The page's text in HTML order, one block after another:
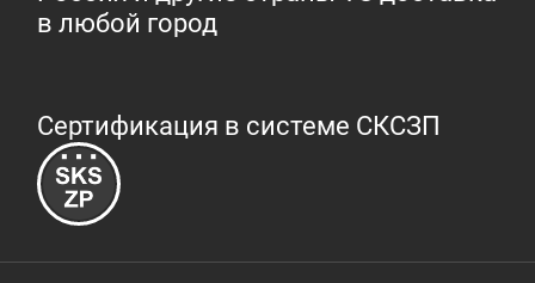
в любой город
Сертификация в системе СКСЗП